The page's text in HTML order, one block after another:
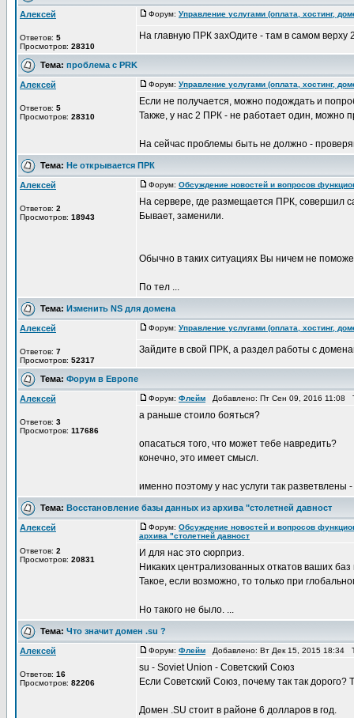
Алексей
Ответов: 5
Просмотров: 28310
Форум: Управление услугами (оплата, хостинг,
На главную ПРК захОдите - там в самом верху
Тема: проблема с PRK
Алексей
Ответов: 5
Просмотров: 28310
Форум: Управление услугами (оплата, хостинг,
Если не получается, можно подождать и
Также, у нас 2 ПРК - не работает один, можно
На сейчас проблемы быть не должно -
Тема: Не открывается ПРК
Алексей
Ответов: 2
Просмотров: 18943
Форум: Обсуждение новостей и вопросов
На сервере, где размещается ПРК, совершил
Бывает, заменили.
Обычно в таких ситуациях Вы ничем не
По тел ...
Тема: Изменить NS для домена
Алексей
Ответов: 7
Просмотров: 52317
Форум: Управление услугами (оплата, хостинг,
Зайдите в свой ПРК, а раздел работы с
Тема: Форум в Европе
Алексей
Ответов: 3
Просмотров: 117686
Форум: Флейм Добавлено: Пт Сен 09, 2016 11:08
а раньше стоило бояться?
опасаться того, что может тебе навредить?
конечно, это имеет смысл.
именно поэтому у нас услуги так
Тема: Восстановление базы данных из архива "столетней давност
Алексей
Ответов: 2
Просмотров: 20831
Форум: Обсуждение новостей и вопросов
архива "столетней давност
И для нас это сюрприз.
Никаких централизованных откатов ваших
Такое, если возможно, то только при
Но такого не было. ...
Тема: Что значит домен .su ?
Алексей
Ответов: 16
Просмотров: 82206
Форум: Флейм Добавлено: Вт Дек 15, 2015 18:34
su - Soviet Union - Советский Союз
Если Советский Союз, почему так так
Домен .SU стоит в районе 6 долларов в год.